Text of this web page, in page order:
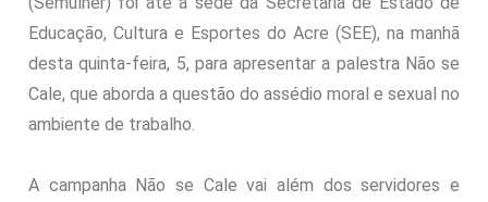
Educação, Cultura e Esportes do Acre (SEE), na manhã
desta quinta-feira, 5, para apresentar a palestra Não se
Cale, que aborda a questão do assédio moral e sexual no
ambiente de trabalho.
A campanha Não se Cale vai além dos servidores e